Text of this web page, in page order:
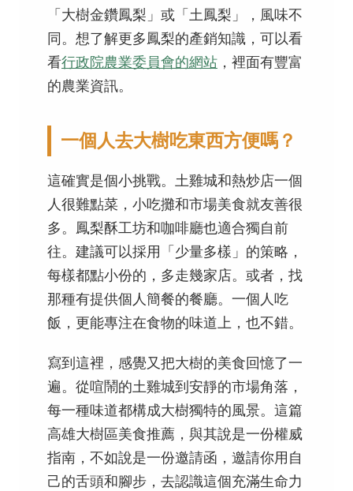
「大樹金鑽鳳梨」或「土鳳梨」，風味不
同。想了解更多鳳梨的產銷知識，可以看
看行政院農業委員會的網站 ，裡面有豐富
的農業資訊。
一個人去大樹吃東西方便嗎？
這確實是個小挑戰。土雞城和熱炒店一個
人很難點菜，小吃攤和市場美食就友善很
多。鳳梨酥工坊和咖啡廳也適合獨自前
往。建議可以採用「少量多樣」的策略，
每樣都點小份的，多走幾家店。或者，找
那種有提供個人簡餐的餐廳。一個人吃
飯，更能專注在食物的味道上，也不錯。
寫到這裡，感覺又把大樹的美食回憶了一
遍。從喧鬧的土雞城到安靜的市場角落，
每一種味道都構成大樹獨特的風景。這篇
高雄大樹區美食推薦，與其說是一份權威
指南，不如說是一份邀請函，邀請你用自
己的舌頭和腳步，去認識這個充滿生命力